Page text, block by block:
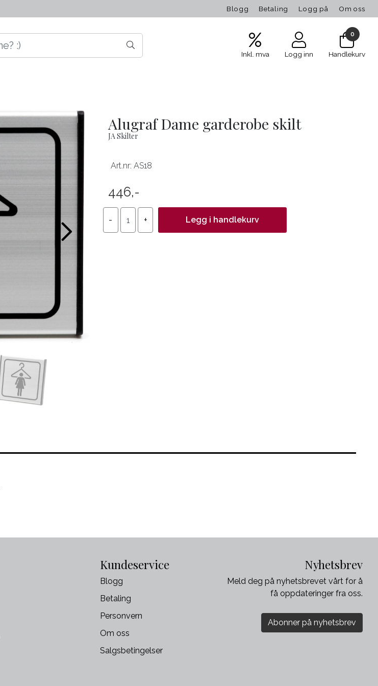
Blogg Betaling Logg på Om oss
Inkl. mva Logg inn
0
Handlekurv
Alugraf Dame garderobe skilt
JA Skilter
Art.nr: AS18
446,-
Legg i handlekurv
Kundeservice
Blogg
Betaling
Personvern
Om oss
Salgsbetingelser
Nyhetsbrev
Meld deg på nyhetsbrevet vårt for å
få oppdateringer fra oss.
Abonner på nyhetsbrev